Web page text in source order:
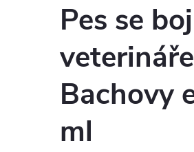
Pes se
Bachovy
ml